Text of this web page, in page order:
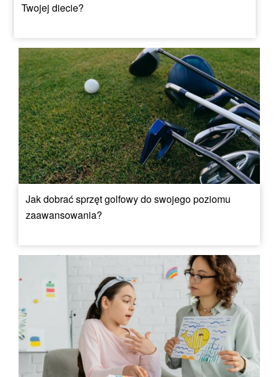
Twojej diecie?
Jak dobrać sprzęt golfowy do swojego poziomu
zaawansowania?